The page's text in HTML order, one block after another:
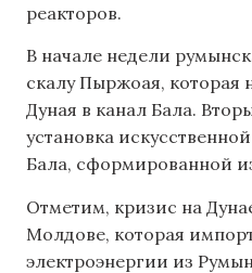
реакторов.
В начале недели
скалу Пыржоая, которая
Дуная в канал Бала.
установка
Бала, сформированной
Отметим, кризис на
Молдове, которая
электроэнергии из